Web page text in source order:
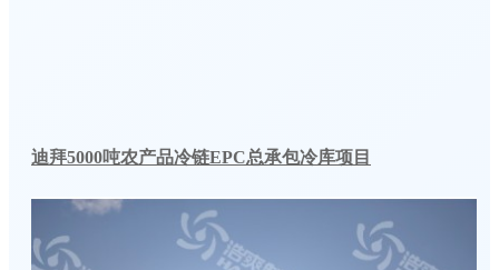
迪拜5000吨农产品冷链EPC总承包冷库项目